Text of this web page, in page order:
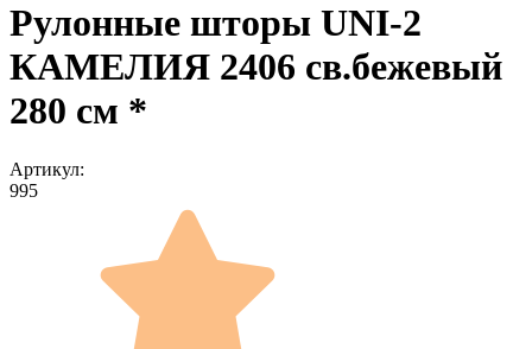
Рулонные шторы UNI-2
КАМЕЛИЯ 2406 св.бежевый
280 см *
Артикул:
995